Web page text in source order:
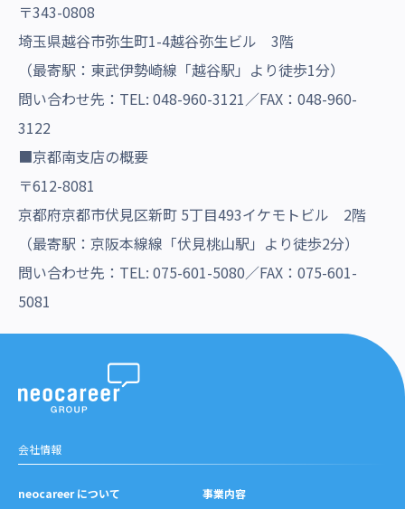
〒343-0808
埼玉県越谷市弥生町1-4越谷弥生ビル 3階
（最寄駅：東武伊勢崎線「越谷駅」より徒歩1分）
問い合わせ先：TEL: 048-960-3121／FAX：048-960-
3122
■京都南支店の概要
〒612-8081
京都府京都市伏見区新町 5丁目493イケモトビル 2階
（最寄駅：京阪本線線「伏見桃山駅」より徒歩2分）
問い合わせ先：TEL: 075-601-5080／FAX：075-601-
5081
会社情報
neocareer について
事業内容